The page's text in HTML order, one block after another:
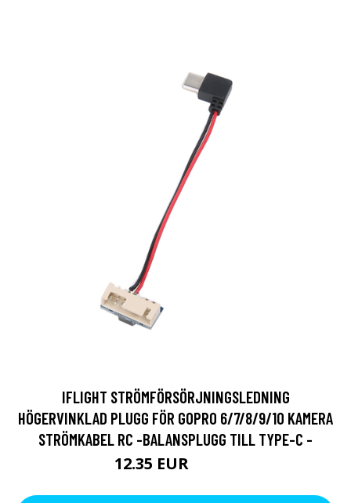
IFLIGHT STRÖMFÖRSÖRJNINGSLEDNING
HÖGERVINKLAD PLUGG FÖR GOPRO 6/7/8/9/10 KAMERA
STRÖMKABEL RC -BALANSPLUGG TILL TYPE-C -
12.35 EUR